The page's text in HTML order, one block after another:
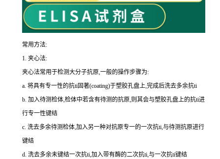
常用方法:
1. 夹心法:
夹心法常用于检测大分子抗原,一般的操作步骤为:
a. 将具有专一性的抗ti固著(coating)于塑胶孔盘上,完成后洗去多余抗ti
b. 加入待测检体,检体中若含有待测的抗原,则其会与塑胶孔盘上的抗ti进
行专一性键结
c. 洗去多余待测检体,加入另一种对抗原专一的一次抗ti,与待测抗原进行
键结
d. 洗去多余未键结一次抗ti,加入带有酶的二次抗ti,与一次抗ti键结